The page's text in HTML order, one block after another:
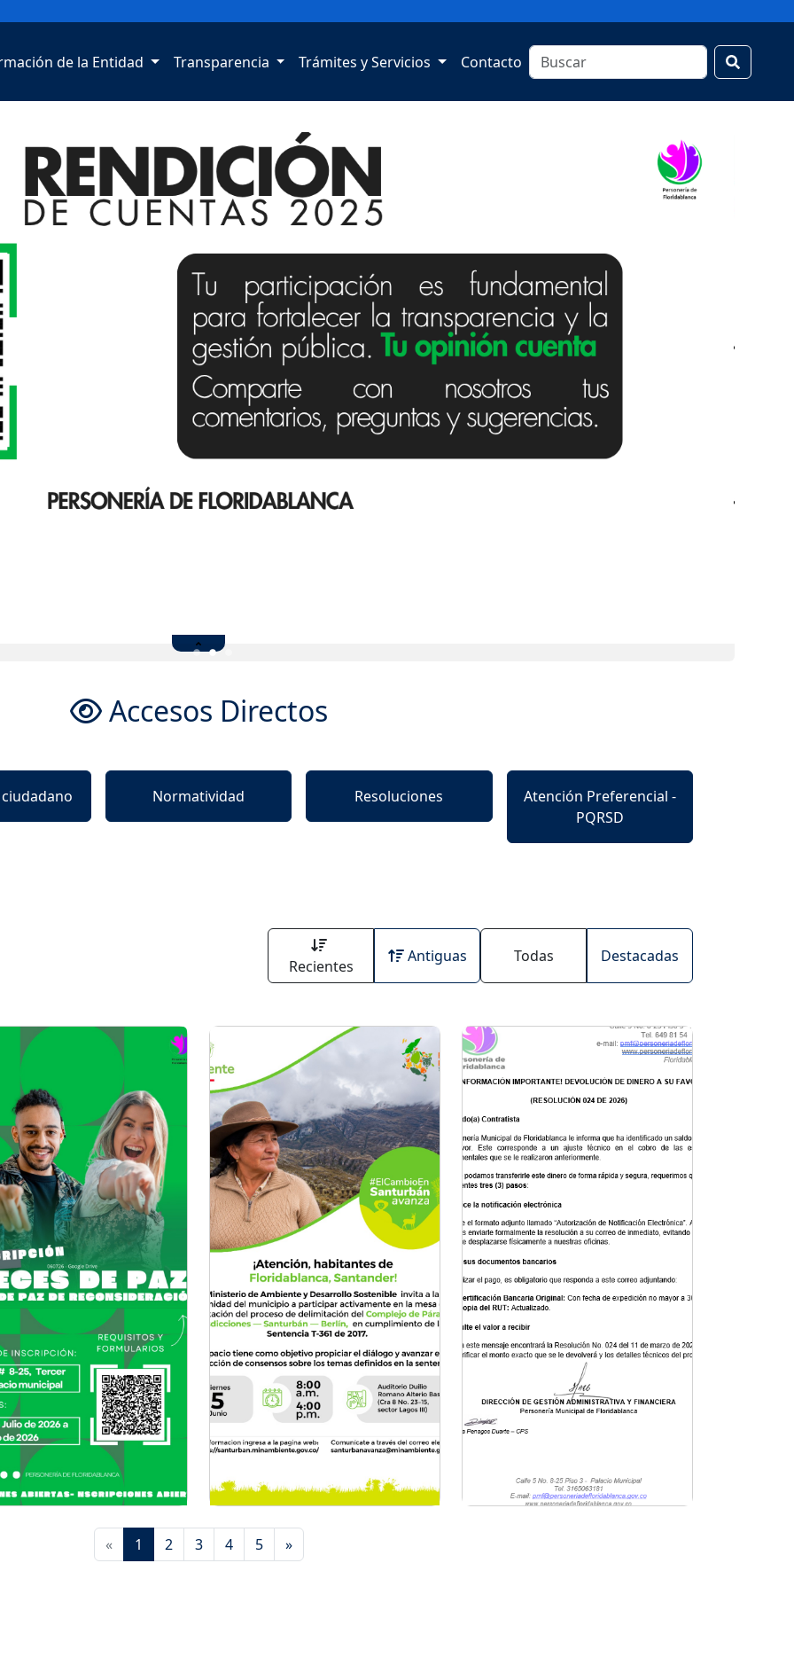
de la Entidad Transparencia Trámites y Servicios Contacto
Accesos Directos
Normatividad Resoluciones
Atención Preferencial -
PQRSD
Recientes
Antiguas Todas Destacadas
« 1 2 3 4 5 »